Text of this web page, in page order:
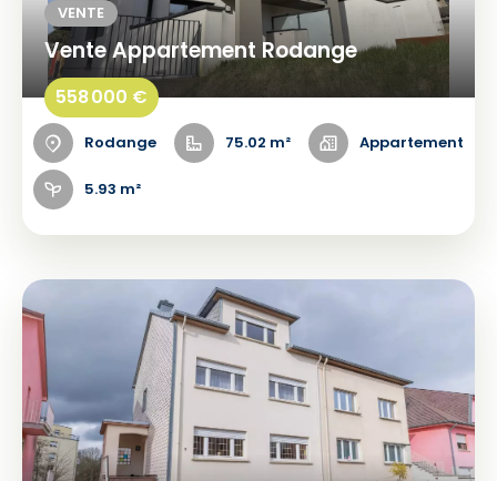
VENTE
Vente Appartement Rodange
558 000 €
Rodange 75.02 m² Appartement
5.93 m²